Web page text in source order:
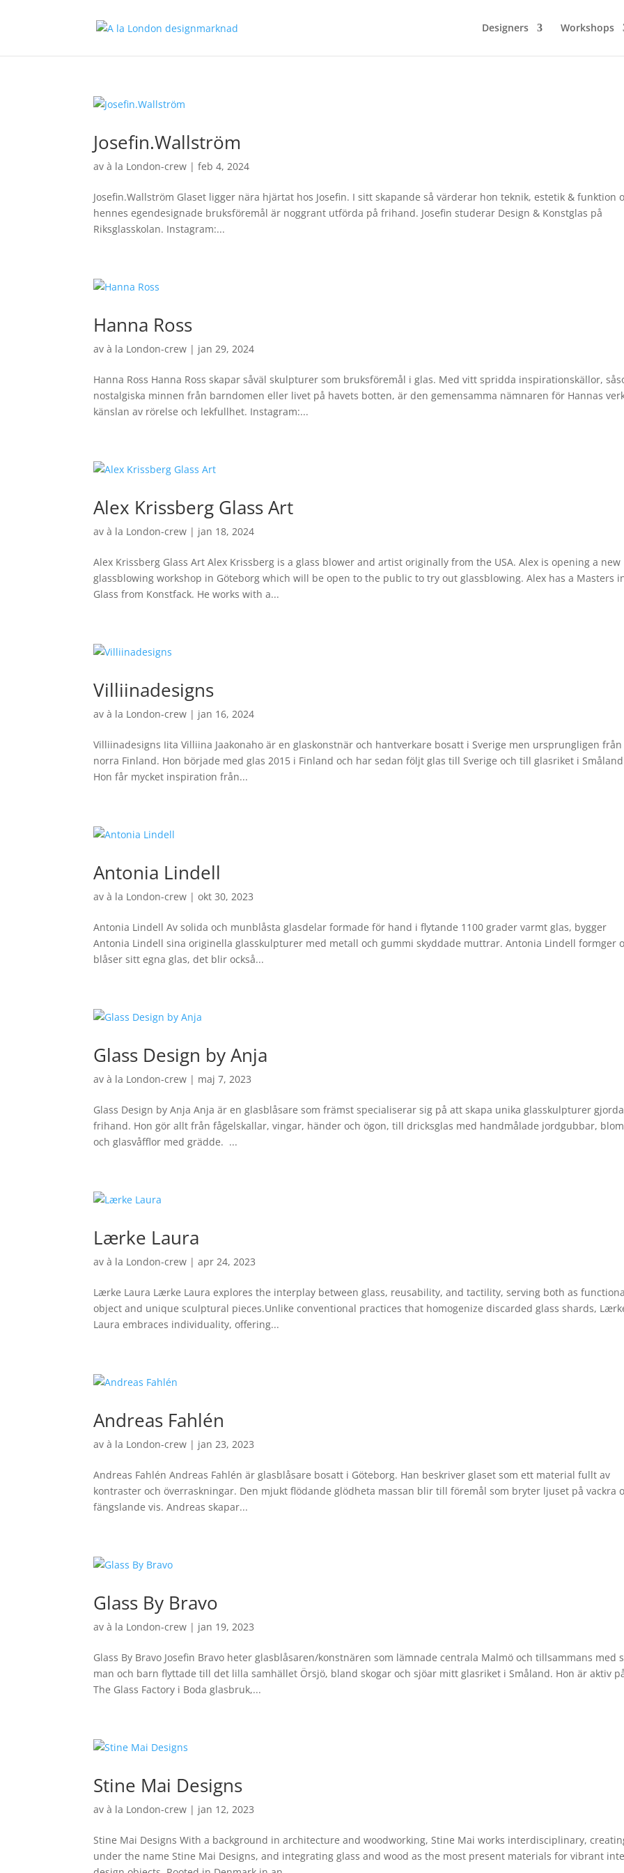
Designers Workshops
Josefin.Wallström
avà la London-crew |feb 4, 2024
Josefin.Wallström Glaset ligger nära hjärtat hos Josefin. I sitt skapande så värderar hon teknik, estetik & funktion
hennes egendesignade bruksföremål är noggrant utförda på frihand. Josefin studerar Design & Konstglas på
Riksglasskolan. Instagram:...
Hanna Ross
avà la London-crew | jan 29, 2024
Hanna Ross Hanna Ross skapar såväl skulpturer som bruksföremål i glas. Med vitt spridda inspirationskällor,
nostalgiska minnen från barndomen eller livet på havets botten, är den gemensamma nämnaren för Hannas
känslan av rörelse och lekfullhet. Instagram:...
Alex Krissberg Glass Art
avà la London-crew | jan 18, 2024
Alex Krissberg Glass Art Alex Krissberg is a glass blower and artist originally from the USA. Alex is opening a new
glassblowing workshop in Göteborg which will be open to the public to try out glassblowing. Alex has a Masters
Glass from Konstfack. He works with a...
Villiinadesigns
avà la London-crew | jan 16, 2024
Villiinadesigns Iita Villiina Jaakonaho är en glaskonstnär och hantverkare bosatt i Sverige men ursprungligen från
norra Finland. Hon började med glas 2015 i Finland och har sedan följt glas till Sverige och till glasriket i
Hon får mycket inspiration från...
Antonia Lindell
avà la London-crew |okt 30, 2023
Antonia Lindell Av solida och munblåsta glasdelar formade för hand i flytande 1100 grader varmt glas, bygger
Antonia Lindell sina originella glasskulpturer med metall och gummi skyddade muttrar. Antonia Lindell formger
blåser sitt egna glas, det blir också...
Glass Design by Anja
avà la London-crew | maj 7, 2023
Glass Design by Anja Anja är en glasblåsare som främst specialiserar sig på att skapa unika glasskulpturer
frihand. Hon gör allt från fågelskallar, vingar, händer och ögon, till dricksglas med handmålade jordgubbar,
och glasvåfflor med grädde. ...
Lærke Laura
avà la London-crew |apr 24, 2023
Lærke Laura Lærke Laura explores the interplay between glass, reusability, and tactility, serving both as
object and unique sculptural pieces.Unlike conventional practices that homogenize discarded glass shards,
Laura embraces individuality, offering...
Andreas Fahlén
avà la London-crew | jan 23, 2023
Andreas Fahlén Andreas Fahlén är glasblåsare bosatt i Göteborg. Han beskriver glaset som ett material fullt av
kontraster och överraskningar. Den mjukt flödande glödheta massan blir till föremål som bryter ljuset på vackra
fängslande vis. Andreas skapar...
Glass By Bravo
avà la London-crew | jan 19, 2023
Glass By Bravo Josefin Bravo heter glasblåsaren/konstnären som lämnade centrala Malmö och tillsammans med
man och barn flyttade till det lilla samhället Örsjö, bland skogar och sjöar mitt glasriket i Småland. Hon är aktiv
The Glass Factory i Boda glasbruk,...
Stine Mai Designs
avà la London-crew | jan 12, 2023
Stine Mai Designs With a background in architecture and woodworking, Stine Mai works interdisciplinary,
under the name Stine Mai Designs, and integrating glass and wood as the most present materials for vibrant